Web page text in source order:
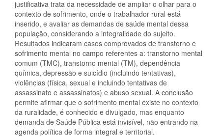
justificativa trata da necessidade de ampliar o olhar para o
contexto de sofrimento, onde o trabalhador rural está
inserido, e avaliar as demandas de saúde mental dessa
população, considerando a integralidade do sujeito.
Resultados indicaram casos comprovados de transtorno e
sofrimento mental no campo referentes a: transtorno mental
comum (TMC), transtorno mental (TM), dependência
química, depressão e suicídio (incluindo tentativas),
violências (física, sexual e incluindo tentativas de
assassinato e assassinatos) e abuso sexual. A conclusão
permite afirmar que o sofrimento mental existe no contexto
da ruralidade, é conhecido e divulgado, mas enquanto
demanda de Saúde Pública está invisível, não entrando na
agenda política de forma integral e territorial.